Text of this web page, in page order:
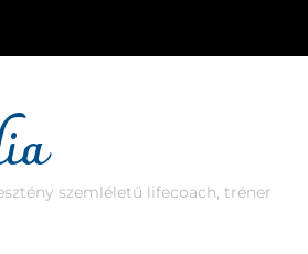
szemléletű lifecoach, tréner